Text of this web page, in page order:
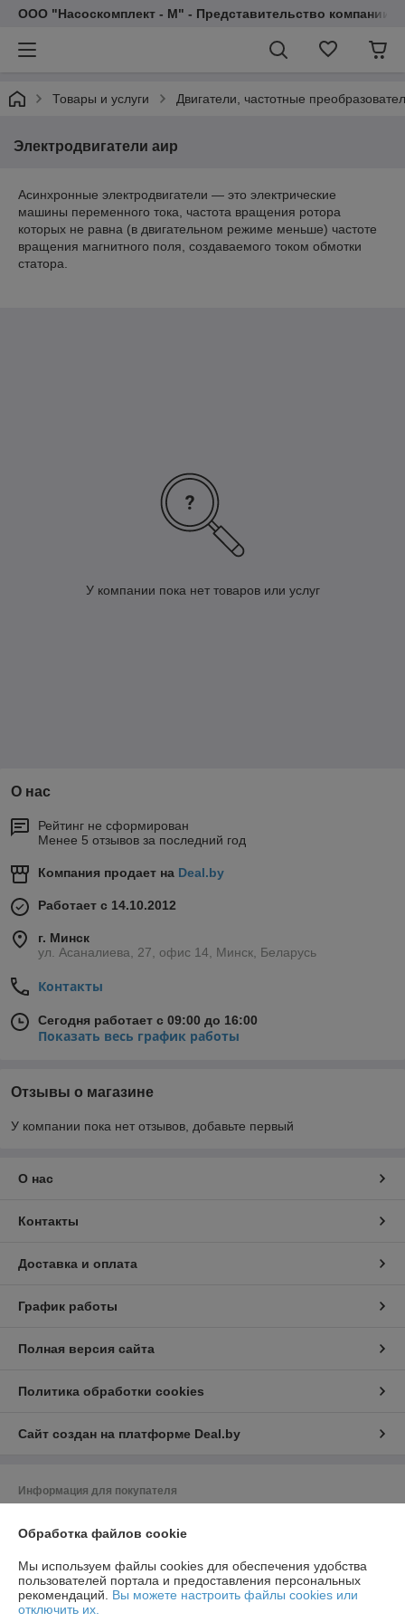
ООО "Насоскомплект - М" - Представительство компании
Товары и услуги Двигатели, частотные
Электродвигатели аир
Асинхронные электродвигатели — это электрические
машины переменного тока, частота вращения ротора
которых не равна (в двигательном режиме меньше) частоте
вращения магнитного поля, создаваемого током обмотки
статора.
У компании пока нет товаров или услуг
О нас
Рейтинг не сформирован
Менее 5 отзывов за последний год
Компания продает на Deal.by
Работает с 14.10.2012
г. Минск
ул. Асаналиева, 27, офис 14, Минск, Беларусь
Контакты
Сегодня работает с 09:00 до 16:00
Показать весь график работы
Отзывы о магазине
У компании пока нет отзывов, добавьте первый
О нас
Контакты
Доставка и оплата
График работы
Полная версия сайта
Политика обработки cookies
Сайт создан на платформе Deal.by
Информация для покупателя
220024, г. Минск, ул. Асаналиева, 27, офис 14
Регистрационный номер ЕГР: 192313709
УНП: 192313709
Обработка файлов cookie
Мы используем файлы cookies для обеспечения удобства
пользователей портала и предоставления персональных
рекомендаций. Вы можете настроить файлы cookies или
отключить их.